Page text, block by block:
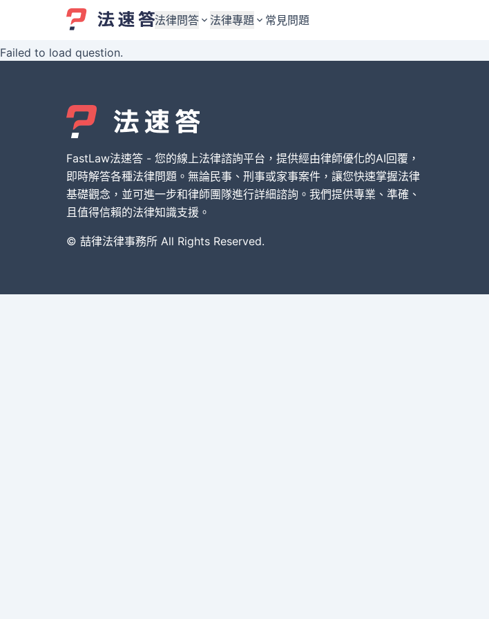
法律問答
婚姻與監護權
債務與債權
刑事犯罪案件
其他案件類型
法律專題
婚姻與監護權
債務與債權
刑事犯罪案件
其他案件類型
常見問題
Failed to load question.
FastLaw法速答 - 您的線上法律諮詢平台，提供經由律師優化的AI回覆，
即時解答各種法律問題。無論民事、刑事或家事案件，讓您快速掌握法律
基礎觀念，並可進一步和律師團隊進行詳細諮詢。我們提供專業、準確、
且值得信賴的法律知識支援。
© 喆律法律事務所 All Rights Reserved.